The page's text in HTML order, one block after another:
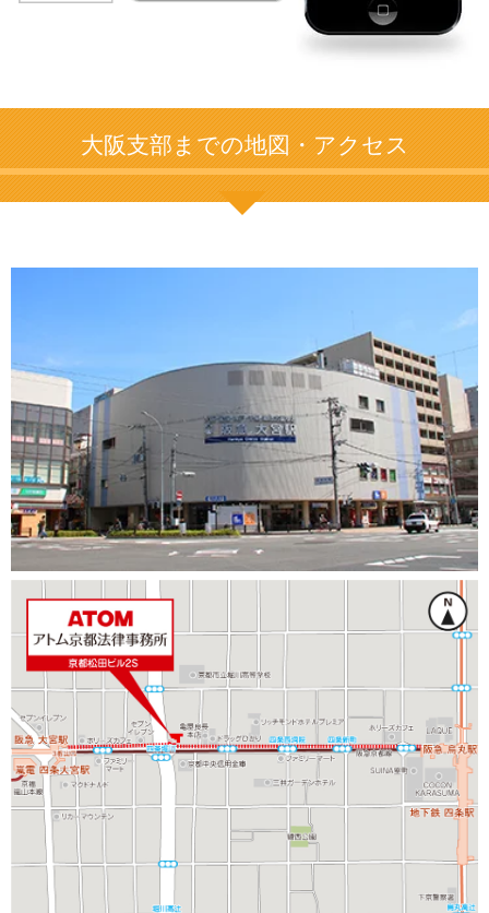
大阪支部までの地図・アクセス